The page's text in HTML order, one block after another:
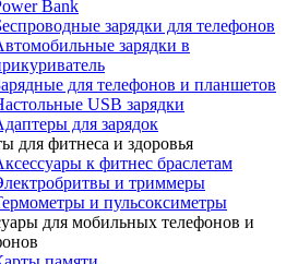
Bank
зарядки для телефонов
зарядки в
для телефонов и планшетов
USB зарядки
для зарядок
для фитнеса и здоровья
к фитнес браслетам
и триммеры
и пульсоксиметры
для мобильных телефонов и